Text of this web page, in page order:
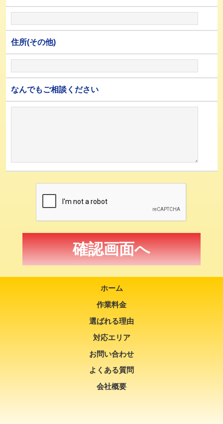
住所(その他)
なんでもご相談ください
ホーム
作業料金
選ばれる理由
対応エリア
お問い合わせ
よくある質問
会社概要